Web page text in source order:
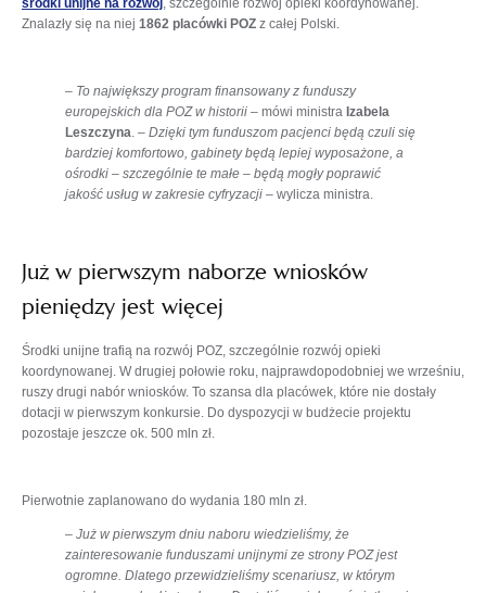
środki unijne na rozwój, szczególnie rozwój opieki koordynowanej.
Znalazły się na niej 1862 placówki POZ z całej Polski.
– To największy program finansowany z funduszy
europejskich dla POZ w historii – mówi ministra Izabela
Leszczyna. – Dzięki tym funduszom pacjenci będą czuli się
bardziej komfortowo, gabinety będą lepiej wyposażone, a
ośrodki – szczególnie te małe – będą mogły poprawić
jakość usług w zakresie cyfryzacji – wylicza ministra.
Już w pierwszym naborze wniosków
pieniędzy jest więcej
Środki unijne trafią na rozwój POZ, szczególnie rozwój opieki
koordynowanej. W drugiej połowie roku, najprawdopodobniej we wrześniu,
ruszy drugi nabór wniosków. To szansa dla placówek, które nie dostały
dotacji w pierwszym konkursie. Do dyspozycji w budżecie projektu
pozostaje jeszcze ok. 500 mln zł.
Pierwotnie zaplanowano do wydania 180 mln zł.
– Już w pierwszym dniu naboru wiedzieliśmy, że
zainteresowanie funduszami unijnymi ze strony POZ jest
ogromne. Dlatego przewidzieliśmy scenariusz, w którym